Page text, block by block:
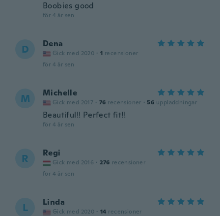
Boobies good
för 4 år sen
D Dena
Gick med 2020 · 1 recensioner
för 4 år sen
M Michelle
Gick med 2017 · 76 recensioner · 56 uppladdningar
Beautiful!! Perfect fit!!
för 4 år sen
R Regi
Gick med 2016 · 276 recensioner
för 4 år sen
L Linda
Gick med 2020 · 14 recensioner